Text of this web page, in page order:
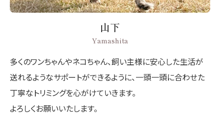
山下
Yamashita
多くのワンちゃんやネコちゃん、飼い主様に安心した生活が
送れるようなサポートができるように、一頭一頭に合わせた
丁寧なトリミングを心がけていきます。
よろしくお願いいたします。